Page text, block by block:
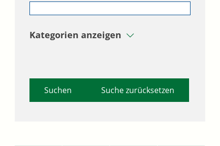
Kategorien anzeigen
Suche zurücksetzen